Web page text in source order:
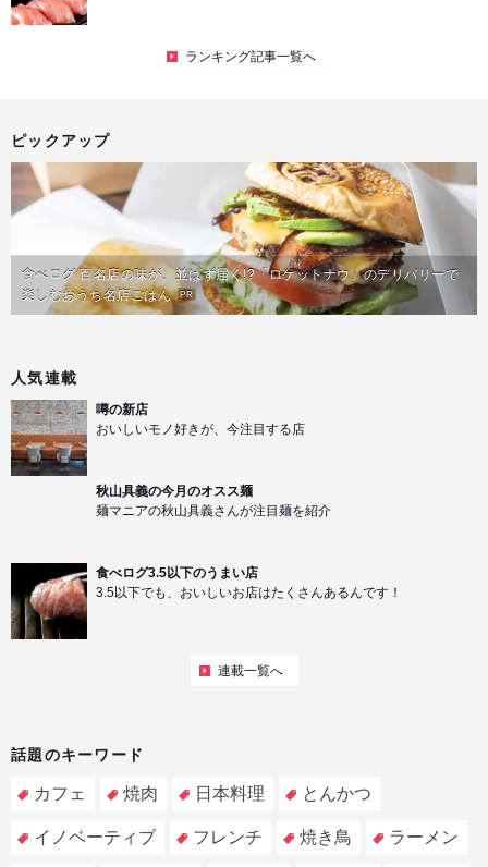
ランキング記事一覧へ
ピックアップ
食べログ 百名店の味が、並ばず届く!?「ロケットナウ」のデリバリーで
楽しむおうち名店ごはん PR
人気連載
噂の新店
おいしいモノ好きが、今注目する店
秋山具義の今月のオスス麺
麺マニアの秋山具義さんが注目麺を紹介
食べログ3.5以下のうまい店
3.5以下でも、おいしいお店はたくさんあるんです！
連載一覧へ
話題のキーワード
カフェ 焼肉 日本料理 とんかつ
イノベーティブ フレンチ 焼き鳥 ラーメン